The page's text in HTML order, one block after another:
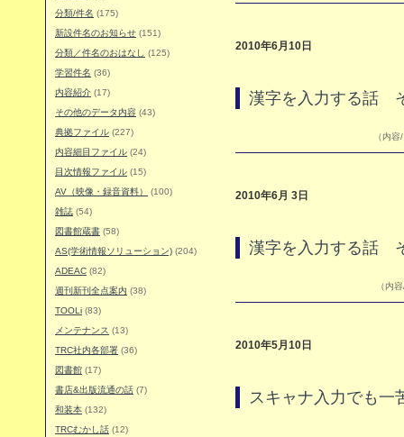
分類/件名 (175)
新設件名のお知らせ (151)
分類／件名のおはなし
(125)
学習件名 (36)
内容紹介 (17)
その他のデータ内容 (43)
典拠ファイル (227)
内容細目ファイル (24)
目次情報ファイル (15)
AV（映像・録音資料）
(100)
雑誌 (54)
図書館蔵書 (58)
AS(学術情報ソリューション) (204)
ADEAC (82)
週刊新刊全点案内 (38)
TOOLi (83)
メンテナンス (13)
TRC社内各部署 (36)
図書館 (17)
書店&出版流通の話 (7)
和装本 (132)
TRCむかし話 (12)
2010年6月10日
漢字を入力する話
（内
2010年6月 3日
漢字を入力する話
（内
2010年5月10日
スキャナ入力でも一